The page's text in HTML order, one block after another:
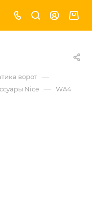
ворот —
Nice — WA4